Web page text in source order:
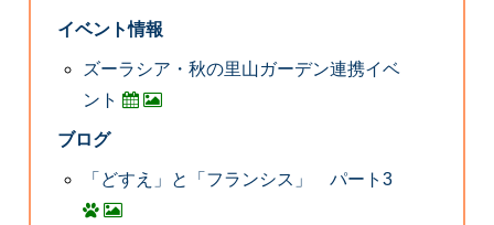
イベント情報
ズーラシア・秋の里山ガーデン連携イベ
ント
ブログ
「どすえ」と「フランシス」 パート3